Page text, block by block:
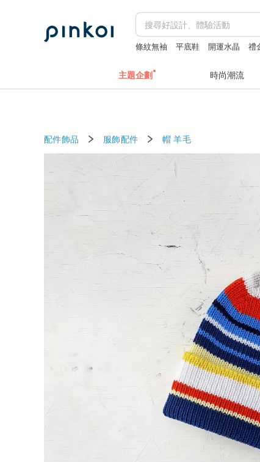
條紋無袖 平底鞋 開運水晶 禮
主題企劃 時尚潮流
配件飾品 服飾配件 帽 羊毛